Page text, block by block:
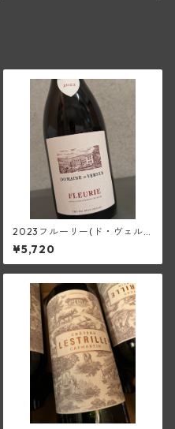
2023フルーリー(ド・ヴェル
ニュス)
¥5,720